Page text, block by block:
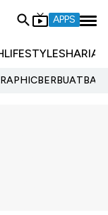
APPS
LIFESTYLESHARIA